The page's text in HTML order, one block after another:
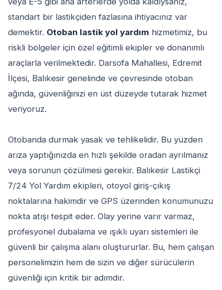
standart bir lastikçiden fazlasına ihtiyacınız var
demektir. Otoban lastik yol yardım hizmetimiz, bu
riskli bölgeler için özel eğitimli ekipler ve donanımlı
araçlarla verilmektedir. Darsofa Mahallesi, Edremit
İlçesi, Balıkesir genelinde ve çevresinde otoban
ağında, güvenliğinizi en üst düzeyde tutarak hizmet
veriyoruz.
Otobanda durmak yasak ve tehlikelidir. Bu yüzden
arıza yaptığınızda en hızlı şekilde oradan ayrılmanız
veya sorunun çözülmesi gerekir. Balıkesir Lastikçi
7/24 Yol Yardım ekipleri, otoyol giriş-çıkış
noktalarına hakimdir ve GPS üzerinden konumunuzu
nokta atışı tespit eder. Olay yerine varır varmaz,
profesyonel dubalama ve ışıklı uyarı sistemleri ile
güvenli bir çalışma alanı oluştururlar. Bu, hem çalışan
personelimizin hem de sizin ve diğer sürücülerin
güvenliği için kritik bir adımdır.